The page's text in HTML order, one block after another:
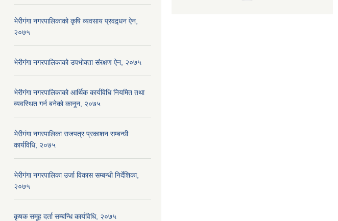
भेरीगंगा नगरपालिकाको कृषि व्यवसाय प्रवद्र्धन ऐन,
२०७५
भेरीगंगा नगरपालिकाको उपभोक्ता संंरक्षण ऐन, २०७५
भेरीगंगा नगरपालिकाको आर्थिक कार्यविधि नियमित तथा
व्यवस्थित गर्न बनेको कानून, २०७५
भेरीगंगा नगरपालिका राजपत्र प्रकाशन सम्बन्धी
कार्यविधि, २०७५
भेरीगंगा नगरपालिका उर्जा विकास सम्बन्धी निर्देशिका,
२०७५
कृषक समूह दर्ता सम्बन्धि कार्यविधि, २०७५